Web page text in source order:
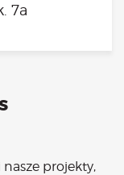
7a
projekty,